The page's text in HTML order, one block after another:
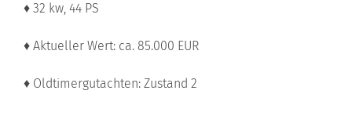
♦ 32 kw, 44 PS
♦ Aktueller Wert: ca. 85.000 EUR
♦ Oldtimergutachten: Zustand 2